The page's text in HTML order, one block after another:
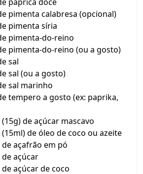
pimenta calabresa (opcional)
pimenta síria
pimenta-do-reino
pimenta-do-reino (ou a gosto)
sal
sal (ou a gosto)
sal marinho
tempero a gosto (ex: paprika,
de açúcar mascavo
de óleo de coco ou azeite
açafrão em pó
açúcar
açúcar de coco